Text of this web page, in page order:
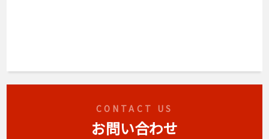
CONTACT US
お問い合わせ